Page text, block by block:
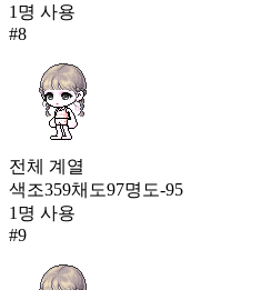
1 명 사용
#8
전체 계열
색조359채도97명도-95
1 명 사용
#9